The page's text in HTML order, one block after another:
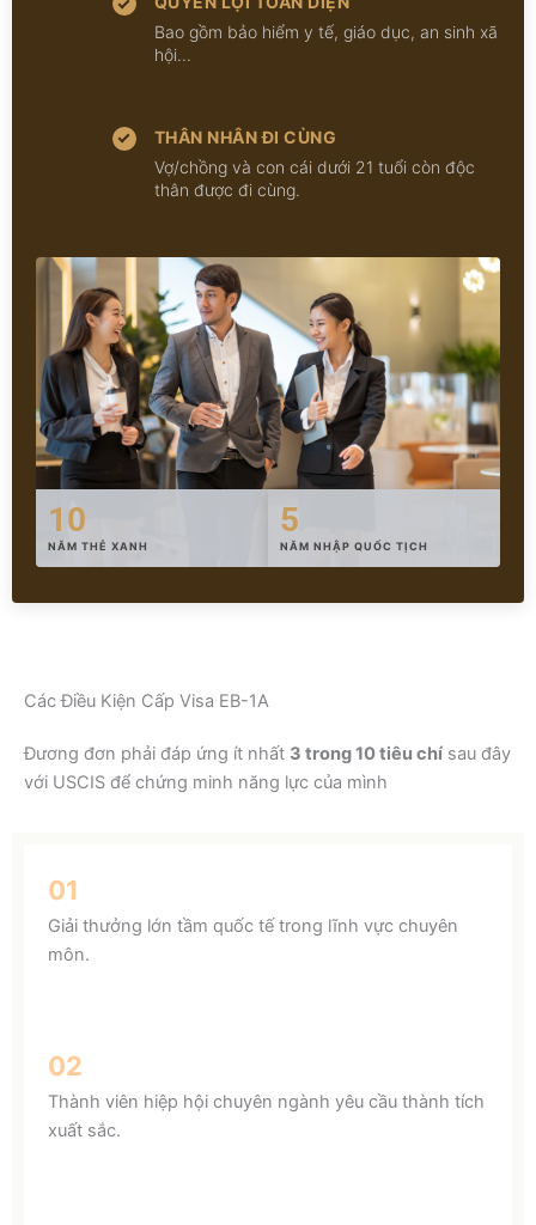
Bao gồm bảo hiểm y tế, giáo dục, an sinh xã
hội...
THÂN NHÂN ĐI CÙNG
Vợ/chồng và con cái dưới 21 tuổi còn độc
thân được đi cùng.
10
NĂM THẺ XANH
5
NĂM NHẬP QUỐC TỊCH
Các Điều Kiện Cấp Visa EB-1A
Đương đơn phải đáp ứng ít nhất 3 trong 10 tiêu chí sau đây
với USCIS để chứng minh năng lực của mình
01
Giải thưởng lớn tầm quốc tế trong lĩnh vực chuyên
môn.
02
Thành viên hiệp hội chuyên ngành yêu cầu thành tích
xuất sắc.